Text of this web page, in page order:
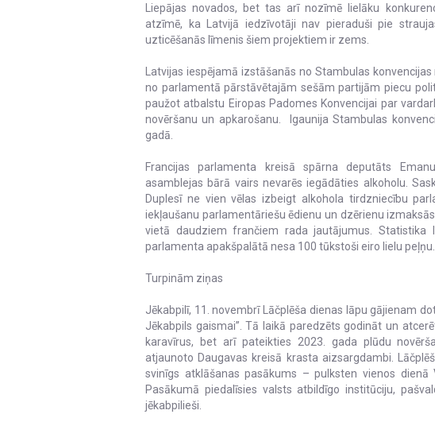
Liepājas novados, bet tas arī nozīmē lielāku
atzīmē, ka Latvijā iedzīvotāji nav pieraduši pie
uzticēšanās līmenis šiem projektiem ir zems.
Latvijas iespējamā izstāšanās no Stambulas
no parlamentā pārstāvētajām sešām partijām piecu
paužot atbalstu Eiropas Padomes Konvencijai par
novēršanu un apkarošanu. Igaunija Stambulas
gadā.
Francijas parlamenta kreisā spārna deputāts
asamblejas bārā vairs nevarēs iegādāties alkoholu.
Duplesī ne vien vēlas izbeigt alkohola tirdzniecību
iekļaušanu parlamentāriešu ēdienu un dzērienu
vietā daudziem frančiem rada jautājumus. Statistika
parlamenta apakšpalātā nesa 100 tūkstoši eiro lielu peļņu.
Turpinām ziņas
Jēkabpilī, 11. novembrī Lāčplēša dienas lāpu gājienam
Jēkabpils gaismai”. Tā laikā paredzēts godināt un
karavīrus, bet arī pateikties 2023. gada plūdu
atjaunoto Daugavas kreisā krasta aizsargdambi.
svinīgs atklāšanas pasākums – pulksten vienos dienā
Pasākumā piedalīsies valsts atbildīgo institūciju,
jēkabpilieši.